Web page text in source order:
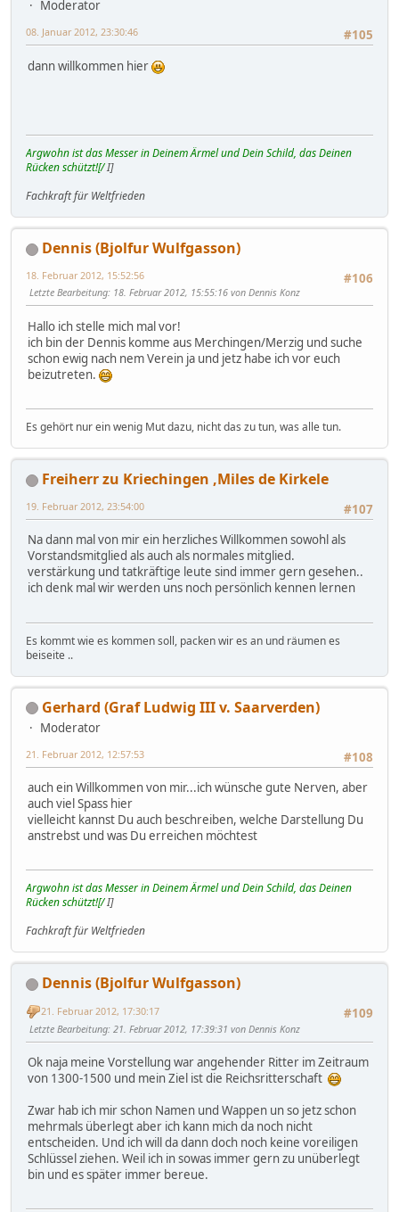
Moderator
#105
08. Januar 2012, 23:30:46
dann willkommen hier
Argwohn ist das Messer in Deinem Ärmel und Dein Schild, das Deinen
Rücken schützt![/I]
Fachkraft für Weltfrieden
Dennis (Bjolfur Wulfgasson)
#106
18. Februar 2012, 15:52:56
Letzte Bearbeitung: 18. Februar 2012, 15:55:16 von Dennis Konz
Hallo ich stelle mich mal vor!
ich bin der Dennis komme aus Merchingen/Merzig und suche
schon ewig nach nem Verein ja und jetz habe ich vor euch
beizutreten.
Es gehört nur ein wenig Mut dazu, nicht das zu tun, was alle tun.
Freiherr zu Kriechingen ,Miles de Kirkele
#107
19. Februar 2012, 23:54:00
Na dann mal von mir ein herzliches Willkommen sowohl als
Vorstandsmitglied als auch als normales mitglied.
verstärkung und tatkräftige leute sind immer gern gesehen..
ich denk mal wir werden uns noch persönlich kennen lernen
Es kommt wie es kommen soll, packen wir es an und räumen es
beiseite ..
Gerhard (Graf Ludwig III v. Saarverden)
Moderator
#108
21. Februar 2012, 12:57:53
auch ein Willkommen von mir...ich wünsche gute Nerven, aber
auch viel Spass hier
vielleicht kannst Du auch beschreiben, welche Darstellung Du
anstrebst und was Du erreichen möchtest
Argwohn ist das Messer in Deinem Ärmel und Dein Schild, das Deinen
Rücken schützt![/I]
Fachkraft für Weltfrieden
Dennis (Bjolfur Wulfgasson)
#109
21. Februar 2012, 17:30:17
Letzte Bearbeitung: 21. Februar 2012, 17:39:31 von Dennis Konz
Ok naja meine Vorstellung war angehender Ritter im Zeitraum
von 1300-1500 und mein Ziel ist die Reichsritterschaft
Zwar hab ich mir schon Namen und Wappen un so jetz schon
mehrmals überlegt aber ich kann mich da noch nicht
entscheiden. Und ich will da dann doch noch keine voreiligen
Schlüssel ziehen. Weil ich in sowas immer gern zu unüberlegt
bin und es später immer bereue.